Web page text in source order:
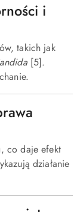
i
takich jak
[5].
co daje efekt
działanie